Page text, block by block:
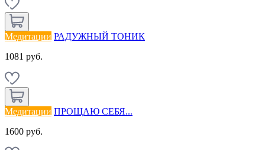
Медитации РАДУЖНЫЙ ТОНИК
1081 руб.
Медитации ПРОЩАЮ СЕБЯ...
1600 руб.